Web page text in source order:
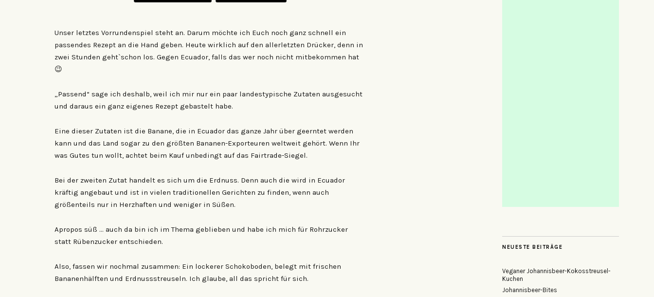
Unser letztes Vorrundenspiel steht an. Darum möchte ich Euch noch ganz schnell ein
passendes Rezept an die Hand geben. Heute wirklich auf den allerletzten Drücker, denn in
zwei Stunden geht`schon los. Gegen Ecuador, falls das wer noch nicht mitbekommen hat
😉
„Passend“ sage ich deshalb, weil ich mir nur ein paar landestypische Zutaten ausgesucht
und daraus ein ganz eigenes Rezept gebastelt habe.
Eine dieser Zutaten ist die Banane, die in Ecuador das ganze Jahr über geerntet werden
kann und das Land sogar zu den größten Bananen-Exporteuren weltweit gehört. Wenn Ihr
was Gutes tun wollt, achtet beim Kauf unbedingt auf das Fairtrade-Siegel.
Bei der zweiten Zutat handelt es sich um die Erdnuss. Denn auch die wird in Ecuador
kräftig angebaut und ist in vielen traditionellen Gerichten zu finden, wenn auch
größenteils nur in Herzhaften und weniger in Süßen.
Apropos süß … auch da bin ich im Thema geblieben und habe ich mich für Rohrzucker
statt Rübenzucker entschieden.
Also, fassen wir nochmal zusammen: Ein lockerer Schokoboden, belegt mit frischen
Bananenhälften und Erdnussstreuseln. Ich glaube, all das spricht für sich.
NEUESTE BEITRÄGE
Veganer Johannisbeer-Kokosstreusel-
Kuchen
Johannisbeer-Bites